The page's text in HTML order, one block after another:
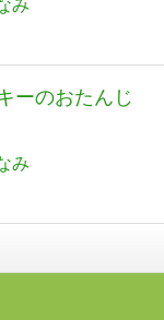
み
ーのおたんじ
み